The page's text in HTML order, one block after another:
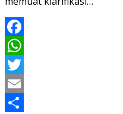
Facebook
WhatsApp
Twitter
Email